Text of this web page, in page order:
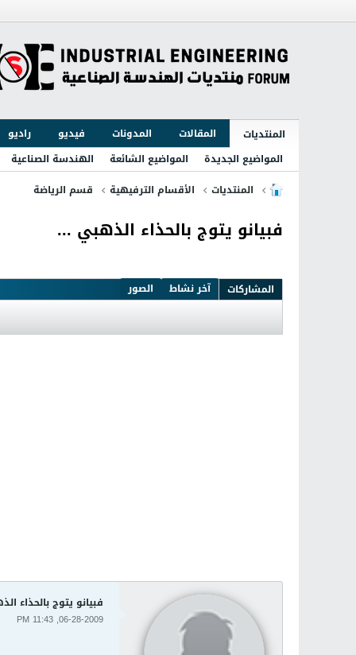
المنتديات المقالات المدونات فيديو راديو
المواضيع الجديدة
المواضيع الشائعة الهندسة الصناعية
المنتديات
الأقسام الترفيهية قسم الرياضة
فبيانو يتوج بالحذاء الذهبي ...
المشاركات آخر نشاط الصور
فبيانو يتوج بالحذاء
06-28-2009, 11:43 PM